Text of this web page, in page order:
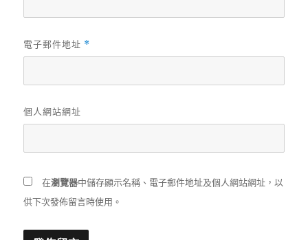
電子郵件地址 *
個人網站網址
在瀏覽器中儲存顯示名稱、電子郵件地址及個人網站網址，以
供下次發佈留言時使用。